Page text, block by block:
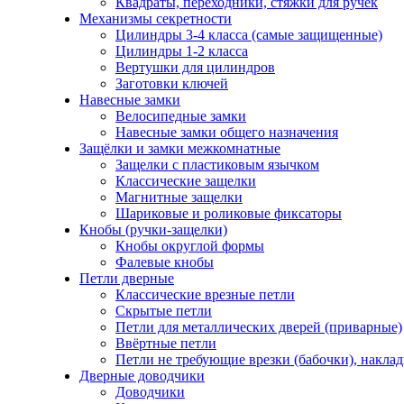
Механизмы секретности
Цилиндры 3-4 класса (самые защищенные)
Цилиндры 1-2 класса
Вертушки для цилиндров
Заготовки ключей
Навесные замки
Велосипедные замки
Навесные замки общего назначения
Защёлки и замки межкомнатные
Защелки с пластиковым язычком
Классические защелки
Магнитные защелки
Шариковые и роликовые фиксаторы
Кнобы (ручки-защелки)
Кнобы округлой формы
Фалевые кнобы
Петли дверные
Классические врезные петли
Скрытые петли
Петли для металлических дверей (приварные)
Ввёртные петли
Петли не требующие врезки (бабочки),
Дверные доводчики
Доводчики